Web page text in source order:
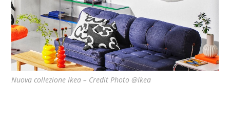
Nuova collezione Ikea – Credit Photo @Ikea